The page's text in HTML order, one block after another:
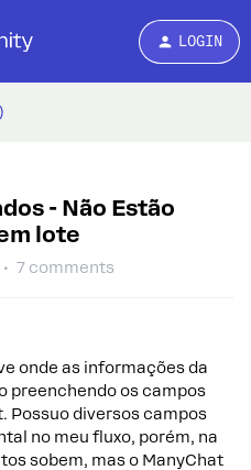
LOGIN
- Não Estão
lote
7 comments
onde as informações da
preenchendo os campos
Possuo diversos campos
no meu fluxo, porém, na
sobem, mas o ManyChat